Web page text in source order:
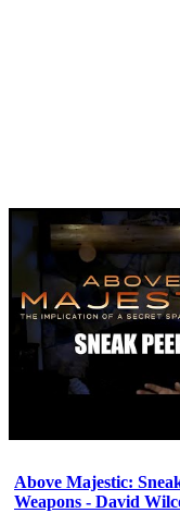
Above Majestic:
Weapons - David